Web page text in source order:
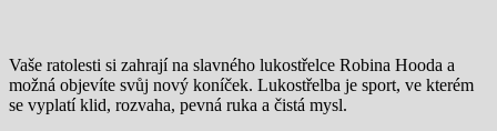
Vaše ratolesti si zahrají na slavného lukostřelce Robina Hooda a
možná objevíte svůj nový koníček. Lukostřelba je sport, ve kterém
se vyplatí klid, rozvaha, pevná ruka a čistá mysl.